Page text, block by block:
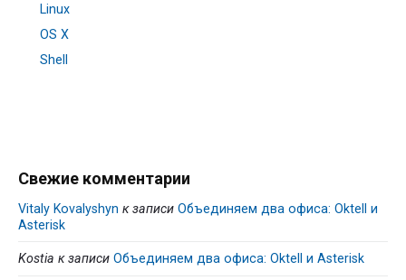
Linux
OS X
Shell
Свежие комментарии
Vitaly Kovalyshyn к записи Объединяем два офиса: Oktell и
Asterisk
Kostia к записи Объединяем два офиса: Oktell и Asterisk